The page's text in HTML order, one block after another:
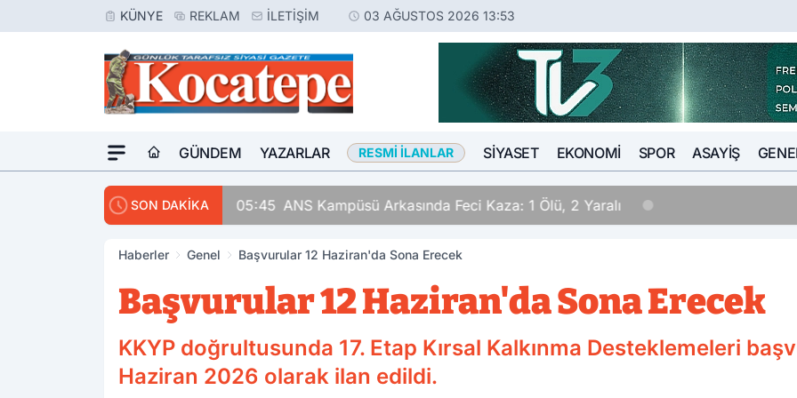
KÜNYE REKLAM İLETIŞIM 03 AĞUSTOS 2026 13:53
GÜNDEM YAZARLAR RESMI İLANLAR SIYASET EKONOMI SPOR ASAYIŞ
SON DAKİKA 05:45 ANS Kampüsü Arkasında Feci Kaza: 1 Ölü, 2 Yaralı
Haberler Genel Başvurular 12 Haziran'da Sona Erecek
Başvurular 12 Haziran'da Sona Erecek
KKYP doğrultusunda 17. Etap Kırsal Kalkınma Desteklemeleri
Haziran 2026 olarak ilan edildi.